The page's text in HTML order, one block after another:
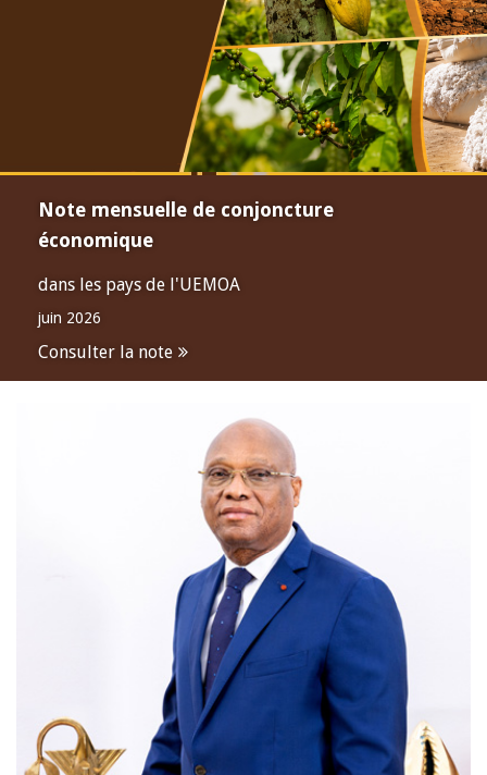
Note mensuelle de conjoncture
économique
dans les pays de l'UEMOA
juin 2026
Consulter la note